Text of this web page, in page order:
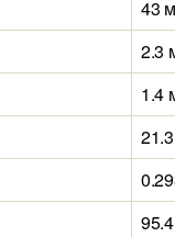
43
2.3
1.4